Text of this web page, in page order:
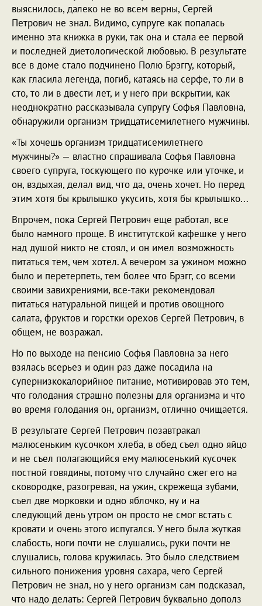
выяснилось, далеко не во всем верны, Сергей
Петрович не знал. Видимо, супруге как попалась
именно эта книжка в руки, так она и стала ее первой
и последней диетологической любовью. В результате
все в доме стало подчинено Полю Брэггу, который,
как гласила легенда, погиб, катаясь на серфе, то ли в
сто, то ли в двести лет, и у него при вскрытии, как
неоднократно рассказывала супругу Софья Павловна,
обнаружили организм тридцатисемилетнего мужчины.
«Ты хочешь организм тридцатисемилетнего
мужчины?» — властно спрашивала Софья Павловна
своего супруга, тоскующего по курочке или уточке, и
он, вздыхая, делал вид, что да, очень хочет. Но перед
этим хотя бы крылышко укусить, хотя бы крылышко...
Впрочем, пока Сергей Петрович еще работал, все
было намного проще. В институтской кафешке у него
над душой никто не стоял, и он имел возможность
питаться тем, чем хотел. А вечером за ужином можно
было и перетерпеть, тем более что Брэгг, со всеми
своими завихрениями, все-таки рекомендовал
питаться натуральной пищей и против овощного
салата, фруктов и горстки орехов Сергей Петрович, в
общем, не возражал.
Но по выходе на пенсию Софья Павловна за него
взялась всерьез и один раз даже посадила на
супернизкокалорийное питание, мотивировав это тем,
что голодания страшно полезны для организма и что
во время голодания он, организм, отлично очищается.
В результате Сергей Петрович позавтракал
малюсеньким кусочком хлеба, в обед съел одно яйцо
и не съел полагающийся ему малюсенький кусочек
постной говядины, потому что случайно сжег его на
сковородке, разогревая, на ужин, скрежеща зубами,
съел две морковки и одно яблочко, ну и на
следующий день утром он просто не смог встать с
кровати и очень этого испугался. У него была жуткая
слабость, ноги почти не слушались, руки почти не
слушались, голова кружилась. Это было следствием
сильного понижения уровня сахара, чего Сергей
Петрович не знал, но у него организм сам подсказал,
что надо делать: Сергей Петрович буквально дополз